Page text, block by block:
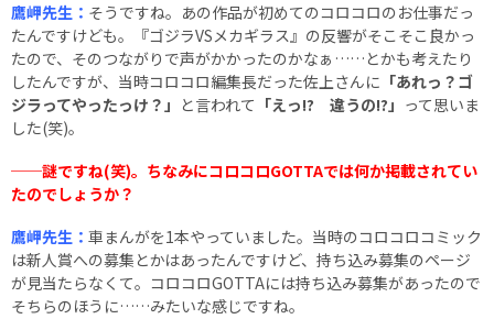
鷹岬先生： そうですね。あの作品が初めてのコロコロのお仕事だっ
たんですけども。『ゴジラVSメカギラス』の反響がそこそこ良かっ
たので、そのつながりで声がかかったのかなぁ……とかも考えたり
したんですが、当時コロコロ編集長だった佐上さんに 「あれっ？ゴ
ジラってやったっけ？」 と言われて 「えっ!? 違うの!?」 って思いま
した(笑)。
──謎ですね(笑)。ちなみにコロコロGOTTAでは何か掲載されてい
たのでしょうか？
鷹岬先生： 車まんがを1本やっていました。当時のコロコロコミック
は新人賞への募集とかはあったんですけど、持ち込み募集のページ
が見当たらなくて。コロコロGOTTAには持ち込み募集があったので
そちらのほうに……みたいな感じですね。